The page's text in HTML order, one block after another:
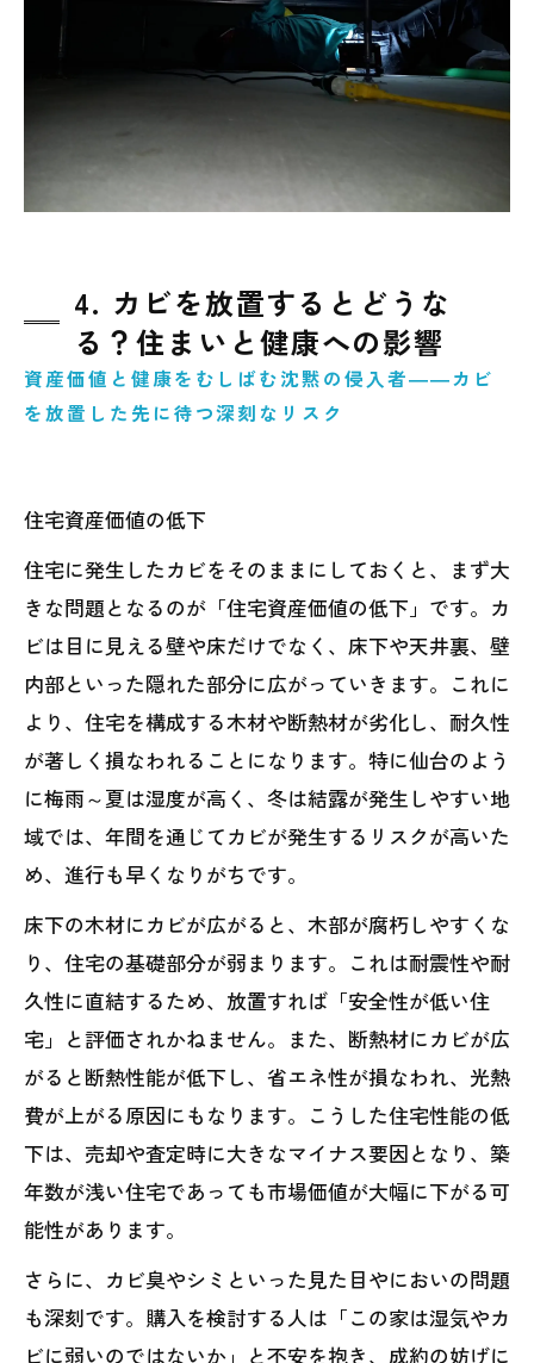
4. カビを放置するとどうな
る？住まいと健康への影響
資産価値と健康をむしばむ沈黙の侵入者――カビ
を放置した先に待つ深刻なリスク
住宅資産価値の低下
住宅に発生したカビをそのままにしておくと、まず大
きな問題となるのが「住宅資産価値の低下」です。カ
ビは目に見える壁や床だけでなく、床下や天井裏、壁
内部といった隠れた部分に広がっていきます。これに
より、住宅を構成する木材や断熱材が劣化し、耐久性
が著しく損なわれることになります。特に仙台のよう
に梅雨～夏は湿度が高く、冬は結露が発生しやすい地
域では、年間を通じてカビが発生するリスクが高いた
め、進行も早くなりがちです。
床下の木材にカビが広がると、木部が腐朽しやすくな
り、住宅の基礎部分が弱まります。これは耐震性や耐
久性に直結するため、放置すれば「安全性が低い住
宅」と評価されかねません。また、断熱材にカビが広
がると断熱性能が低下し、省エネ性が損なわれ、光熱
費が上がる原因にもなります。こうした住宅性能の低
下は、売却や査定時に大きなマイナス要因となり、築
年数が浅い住宅であっても市場価値が大幅に下がる可
能性があります。
さらに、カビ臭やシミといった見た目やにおいの問題
も深刻です。購入を検討する人は「この家は湿気やカ
ビに弱いのではないか」と不安を抱き、成約の妨げに